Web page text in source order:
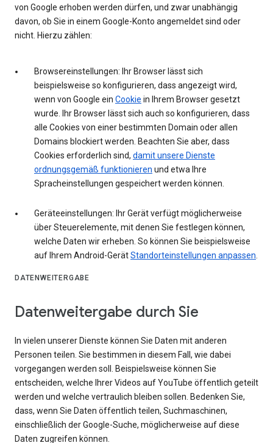
von Google erhoben werden dürfen, und zwar unabhängig
davon, ob Sie in einem Google-Konto angemeldet sind oder
nicht. Hierzu zählen:
Browsereinstellungen: Ihr Browser lässt sich
beispielsweise so konfigurieren, dass angezeigt wird,
wenn von Google ein Cookie in Ihrem Browser gesetzt
wurde. Ihr Browser lässt sich auch so konfigurieren, dass
alle Cookies von einer bestimmten Domain oder allen
Domains blockiert werden. Beachten Sie aber, dass
Cookies erforderlich sind, damit unsere Dienste
ordnungsgemäß funktionieren und etwa Ihre
Spracheinstellungen gespeichert werden können.
Geräteeinstellungen: Ihr Gerät verfügt möglicherweise
über Steuerelemente, mit denen Sie festlegen können,
welche Daten wir erheben. So können Sie beispielsweise
auf Ihrem Android-GerätStandorteinstellungen anpassen
DATENWEITERGABE
Datenweitergabe durch Sie
In vielen unserer Dienste können Sie Daten mit anderen
Personen teilen. Sie bestimmen in diesem Fall, wie dabei
vorgegangen werden soll. Beispielsweise können Sie
entscheiden, welche Ihrer Videos auf YouTube öffentlich geteilt
werden und welche vertraulich bleiben sollen. Bedenken Sie,
dass, wenn Sie Daten öffentlich teilen, Suchmaschinen,
einschließlich der Google-Suche, möglicherweise auf diese
Daten zugreifen können.